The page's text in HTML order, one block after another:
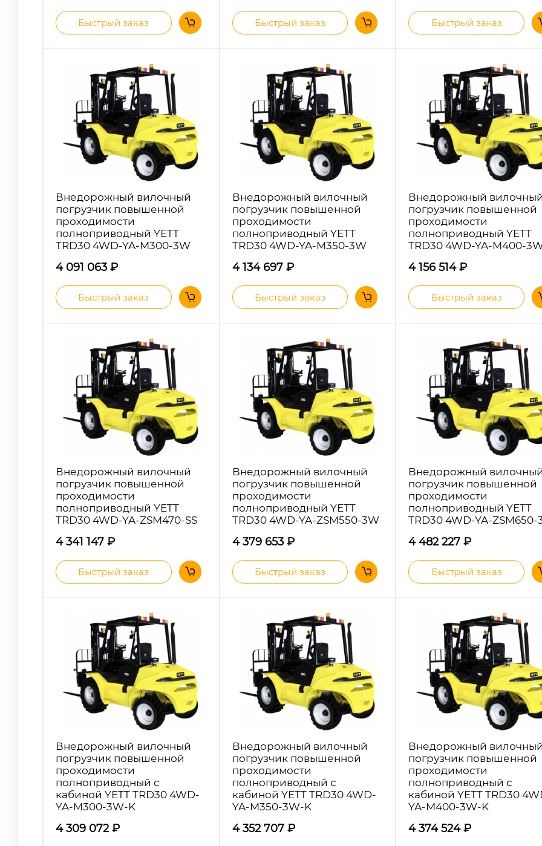
Быстрый заказ Быстрый заказ Быстрый заказ
Внедорожный вилочный
погрузчик повышенной
проходимости
полноприводный YETT
TRD30 4WD-YA-M300-3W
4 091 063 ₽
Быстрый заказ
Внедорожный вилочный
погрузчик повышенной
проходимости
полноприводный YETT
TRD30 4WD-YA-M350-3W
4 134 697 ₽
Быстрый заказ
Внедорожный
погрузчик повышенной
проходимости
полноприводный YETT
TRD30 4WD-YA-M400-
4 156 514₽
Быстрый заказ
Внедорожный вилочный
погрузчик повышенной
проходимости
полноприводный YETT
TRD30 4WD-YA-ZSM470-SS
4 341 147 ₽
Быстрый заказ
Внедорожный вилочный
погрузчик повышенной
проходимости
полноприводный YETT
TRD30 4WD-YA-ZSM550-3W
4 379 653 ₽
Быстрый заказ
Внедорожный
погрузчик повышенной
проходимости
полноприводный YETT
TRD30 4WD-YA-ZSM650-
4 482 227₽
Быстрый заказ
Внедорожный вилочный
погрузчик повышенной
проходимости
полноприводный с
кабиной YETT TRD30 4WD-
YA-M300-3W-K
4 309 072₽
Внедорожный вилочный
погрузчик повышенной
проходимости
полноприводный с
кабиной YETT TRD30 4WD-
YA-M350-3W-K
4 352 707 ₽
Внедорожный
погрузчик повышенной
проходимости
полноприводный с
кабиной YETT TRD30
YA-M400-3W-K
4 374 524₽